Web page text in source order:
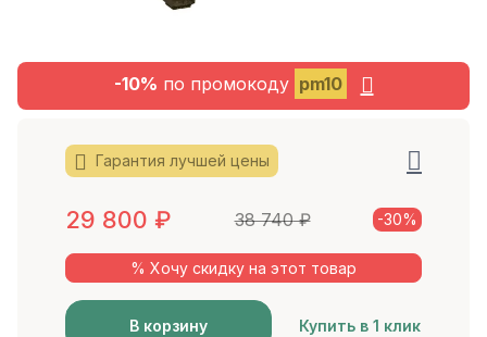
-10% по промокоду pm10
Гарантия лучшей цены
29 800 ₽ 38 740₽ -30%
% Хочу скидку на этот товар
В корзину Купить в 1 клик